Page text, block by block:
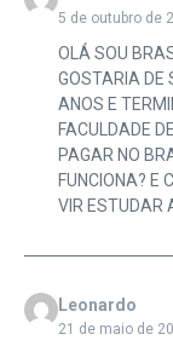
5 de outubro de
OLÁ SOU
GOSTARIA DE
ANOS E
FACULDADE
PAGAR NO
FUNCIONA? E
VIR ESTUDAR
Leonardo
21 de maio de